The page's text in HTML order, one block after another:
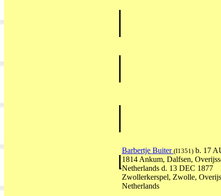
Barbertje Buiter (I1351) b. 17
1814 Ankum, Dalfsen,
Netherlands d. 13 DEC 1877
Zwollerkerspel, Zwolle,
Netherlands